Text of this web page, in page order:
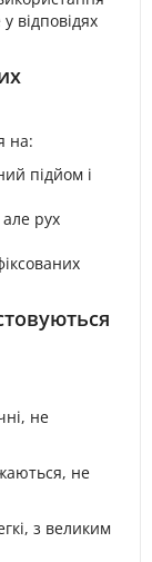
відповідях
на:
підйом і
рух
не
не
з великим